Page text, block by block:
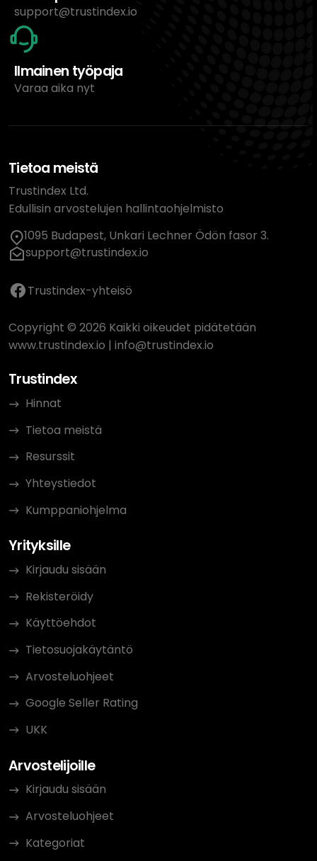
support@trustindex.io
Ilmainen työpaja
Varaa aika nyt
Tietoa meistä
Trustindex Ltd.
Edullisin arvostelujen hallintaohjelmisto
1095 Budapest, Unkari Lechner Ödön fasor 3.
support@trustindex.io
Trustindex-yhteisö
Copyright © 2026 Kaikki oikeudet pidätetään
www.trustindex.io | info@trustindex.io
Trustindex
Hinnat
Tietoa meistä
Resurssit
Yhteystiedot
Kumppaniohjelma
Yrityksille
Kirjaudu sisään
Rekisteröidy
Käyttöehdot
Tietosuojakäytäntö
Arvosteluohjeet
Google Seller Rating
UKK
Arvostelijoille
Kirjaudu sisään
Arvosteluohjeet
Kategoriat